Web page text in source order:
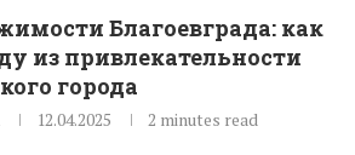
Благоевграда: как
из привлекательности
города
12.04.2025 2 minutes read